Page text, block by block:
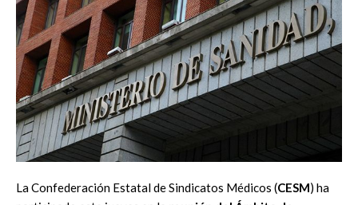
La Confederación Estatal de Sindicatos Médicos (CESM) ha